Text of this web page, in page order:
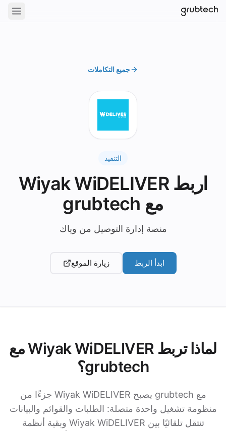
جميع التكاملات
التنفيذ
اربط Wiyak WiDELIVER
مع grubtech
منصة إدارة التوصيل من وياك
ابدأ الربط زيارة الموقع
لماذا تربط Wiyak WiDELIVER مع
grubtech؟
مع grubtech يصبح Wiyak WiDELIVER جزءًا من
منظومة تشغيل واحدة متصلة: الطلبات والقوائم والبيانات
تنتقل تلقائيًا بين Wiyak WiDELIVER وبقية أنظمة